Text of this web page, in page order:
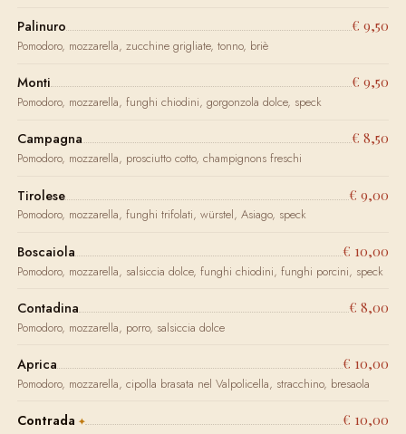
Palinuro € 9,50
Pomodoro, mozzarella, zucchine grigliate, tonno, briè
Monti € 9,50
Pomodoro, mozzarella, funghi chiodini, gorgonzola dolce, speck
Campagna € 8,50
Pomodoro, mozzarella, prosciutto cotto, champignons freschi
Tirolese € 9,00
Pomodoro, mozzarella, funghi trifolati, würstel, Asiago, speck
Boscaiola € 10,00
Pomodoro, mozzarella, salsiccia dolce, funghi chiodini, funghi porcini, speck
Contadina € 8,00
Pomodoro, mozzarella, porro, salsiccia dolce
Aprica € 10,00
Pomodoro, mozzarella, cipolla brasata nel Valpolicella, stracchino, bresaola
Contrada € 10,00